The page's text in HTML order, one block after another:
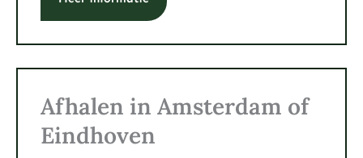
Afhalen in Amsterdam of
Eindhoven